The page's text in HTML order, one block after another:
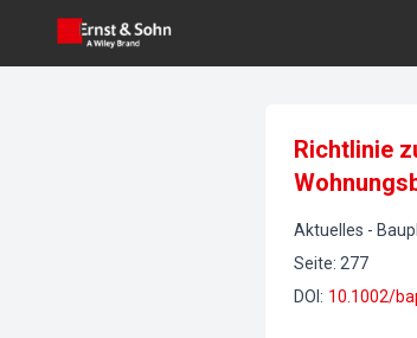
Richtlinie
Aktuelles -
Seite: 277
DOI : 10.1002/